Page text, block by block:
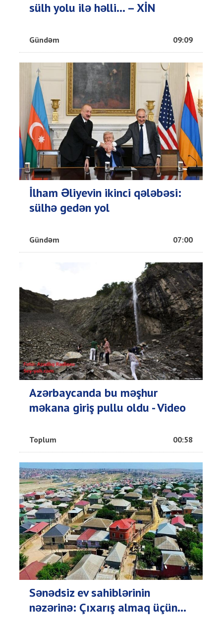
sülh yolu ilə həlli... – XİN
Gündəm 09:09
İlham Əliyevin ikinci qələbəsi:
sülhə gedən yol
Gündəm 07:00
Azərbaycanda bu məşhur
məkana giriş pullu oldu - Video
Toplum 00:58
Sənədsiz ev sahiblərinin
nəzərinə: Çıxarış almaq üçün...